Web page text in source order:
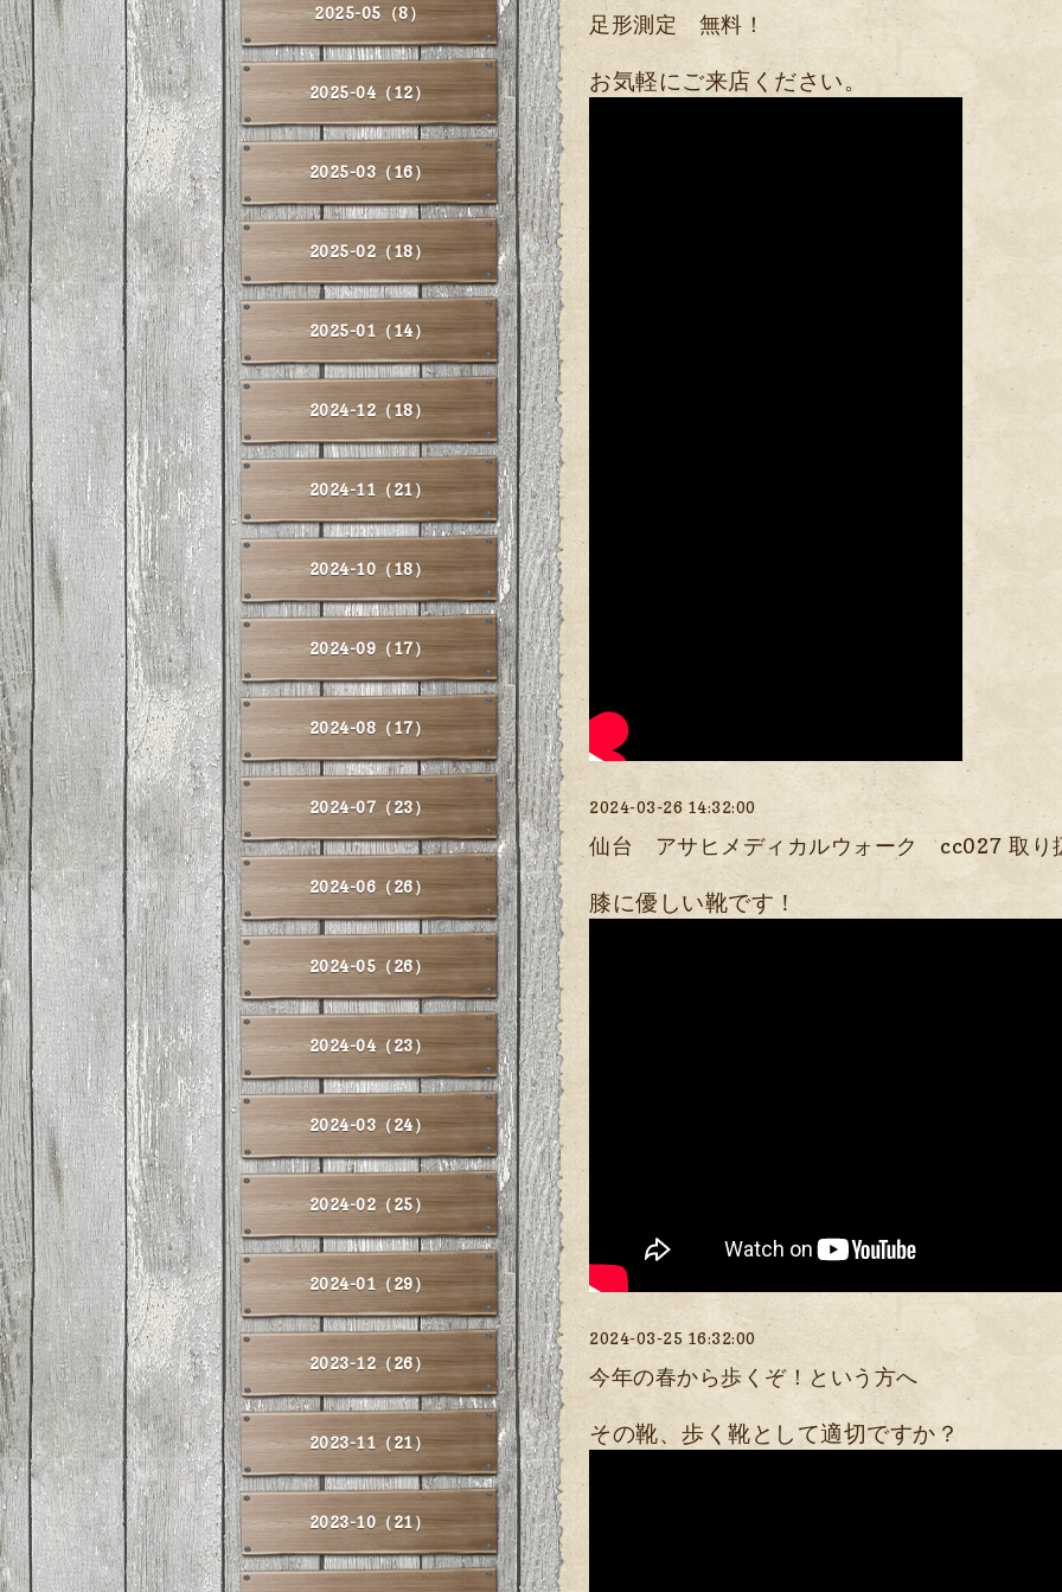
足形測定 無料！
お気軽にご来店ください。
2024-03-26 14:32:00
仙台 アサヒメディカルウォーク cc027 取り
膝に優しい靴です！
2024-03-25 16:32:00
今年の春から歩くぞ！という方へ
その靴、歩く靴として適切ですか？
2025-05（8）
2025-04（12）
2025-03（16）
2025-02（18）
2025-01（14）
2024-12（18）
2024-11（21）
2024-10（18）
2024-09（17）
2024-08（17）
2024-07（23）
2024-06（26）
2024-05（26）
2024-04（23）
2024-03（24）
2024-02（25）
2024-01（29）
2023-12（26）
2023-11（21）
2023-10（21）